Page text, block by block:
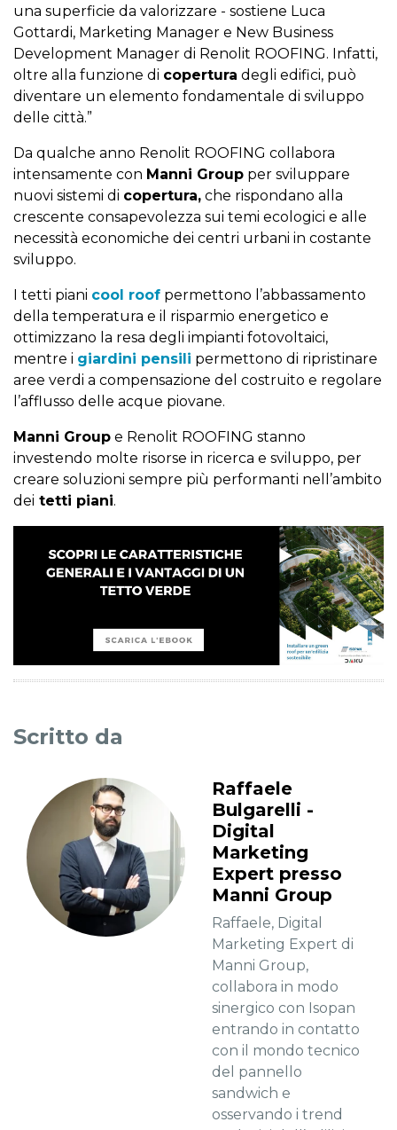
una superficie da valorizzare - sostiene Luca
Gottardi, Marketing Manager e New Business
Development Manager di Renolit ROOFING. Infatti,
oltre alla funzione di copertura degli edifici, può
diventare un elemento fondamentale di sviluppo
delle città.”
Da qualche anno Renolit ROOFING collabora
intensamente con Manni Group per sviluppare
nuovi sistemi di copertura, che rispondano alla
crescente consapevolezza sui temi ecologici e alle
necessità economiche dei centri urbani in costante
sviluppo.
I tetti piani cool roof permettono l’abbassamento
della temperatura e il risparmio energetico e
ottimizzano la resa degli impianti fotovoltaici,
mentre i giardini pensili permettono di ripristinare
aree verdi a compensazione del costruito e regolare
l’afflusso delle acque piovane.
Manni Group e Renolit ROOFING stanno
investendo molte risorse in ricerca e sviluppo, per
creare soluzioni sempre più performanti nell’ambito
dei tetti piani.
Scritto da
Raffaele
Bulgarelli -
Digital
Marketing
Expert presso
Manni Group
Raffaele, Digital
Marketing Expert di
Manni Group,
collabora in modo
sinergico con Isopan
entrando in contatto
con il mondo tecnico
del pannello
sandwich e
osservando i trend